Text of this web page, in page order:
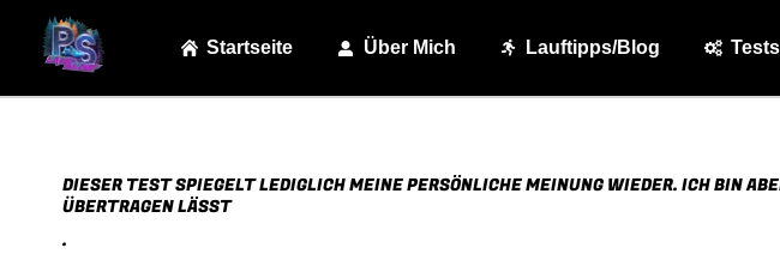
Startseite Über Mich Lauftipps/Blog Tests
DIESER TEST SPIEGELT LEDIGLICH MEINE PERSÖNLICHE MEINUNG WIEDER. ICH BIN
BERTRAGEN LÄSST
.